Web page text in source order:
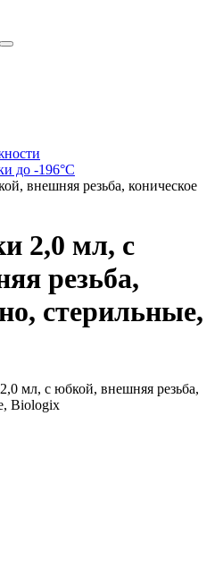
до -196°С
внешняя резьба, коническое
2,0 мл, с
резьба,
стерильные,